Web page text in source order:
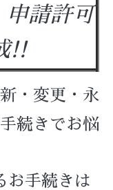
請許可
!!
・変更・永
続きでお悩
お手続きは